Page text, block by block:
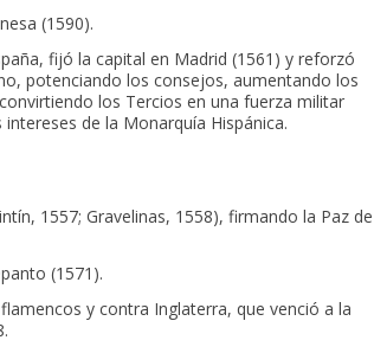
(1590).
fijó la capital en Madrid (1561) y reforzó
potenciando los consejos, aumentando los
los Tercios en una fuerza militar
de la Monarquía Hispánica.
1557; Gravelinas, 1558), firmando la Paz de
(1571).
y contra Inglaterra, que venció a la